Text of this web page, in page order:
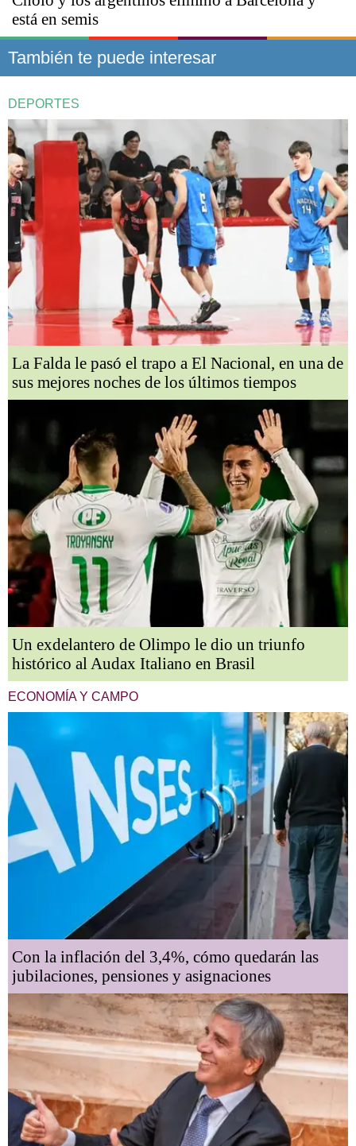
está en semis
También te puede interesar
DEPORTES
La Falda le pasó el trapo a El Nacional, en una de
sus mejores noches de los últimos tiempos
Un exdelantero de Olimpo le dio un triunfo
histórico al Audax Italiano en Brasil
ECONOMÍA Y CAMPO
Con la inflación del 3,4%, cómo quedarán las
jubilaciones, pensiones y asignaciones